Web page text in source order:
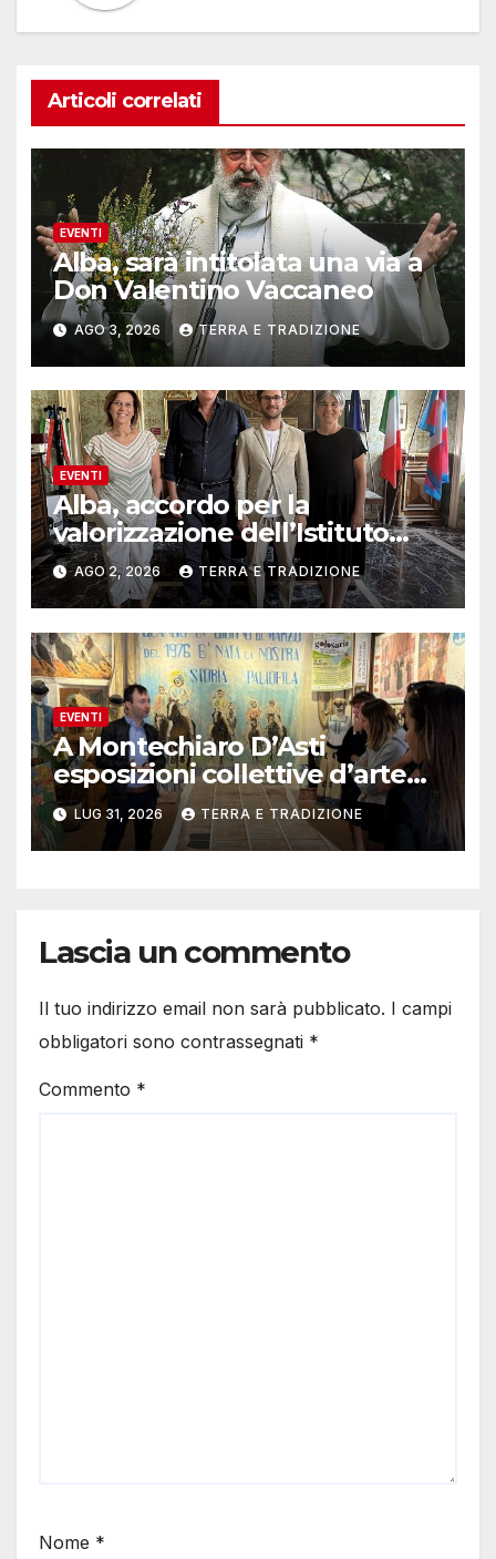
Articoli correlati
EVENTI
Alba, sarà intitolata una via a
Don Valentino Vaccaneo
AGO 3, 2026 TERRA E TRADIZIONE
EVENTI
Alba, accordo per la
valorizzazione dell’Istituto
musicale Rocca
AGO 2, 2026 TERRA E TRADIZIONE
EVENTI
A Montechiaro D’Asti
esposizioni collettive d’arte
contemporanea
LUG 31, 2026 TERRA E TRADIZIONE
Lascia un commento
Il tuo indirizzo email non sarà pubblicato. I campi
obbligatori sono contrassegnati *
Commento *
Nome *